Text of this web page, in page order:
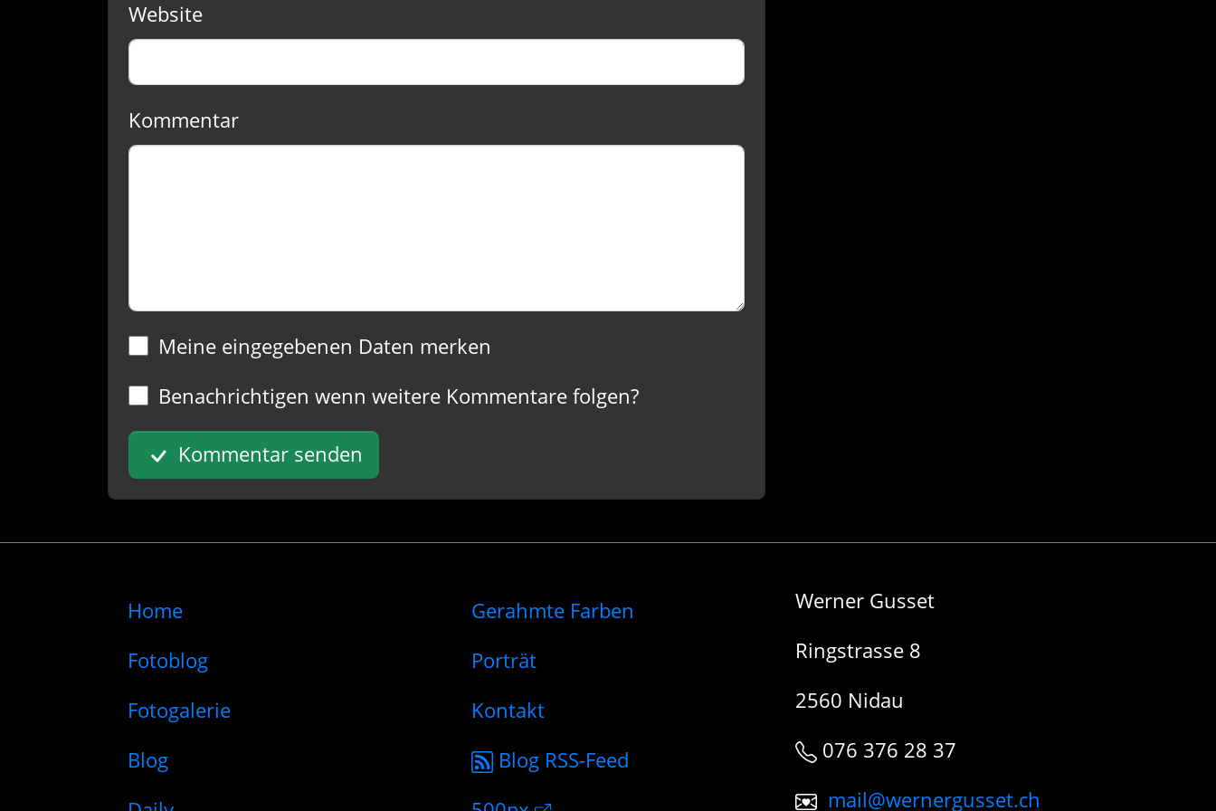
Website
Kommentar
Meine eingegebenen Daten merken
Benachrichtigen wenn weitere Kommentare folgen?
Kommentar senden
Home
Fotoblog
Fotogalerie
Blog
Gerahmte Farben
Porträt
Kontakt
Blog RSS-Feed
Werner Gusset
Ringstrasse 8
2560 Nidau
076 376 28 37
mail@wernergusset.ch